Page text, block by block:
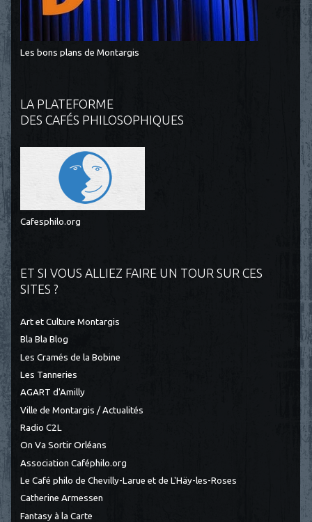
Les bons plans de Montargis
LA PLATEFORME
DES CAFÉS PHILOSOPHIQUES
Cafesphilo.org
ET SI VOUS ALLIEZ FAIRE UN TOUR SUR CES
SITES ?
Art et Culture Montargis
Bla Bla Blog
Les Cramés de la Bobine
Les Tanneries
AGART d'Amilly
Ville de Montargis / Actualités
Radio C2L
On Va Sortir Orléans
Association Caféphilo.org
Le Café philo de Chevilly-Larue et de L'Häy-les-Roses
Catherine Armessen
Fantasy à la Carte